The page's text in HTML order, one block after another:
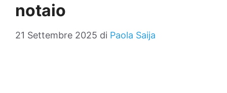
notaio
21 Settembre 2025 di Paola Saija